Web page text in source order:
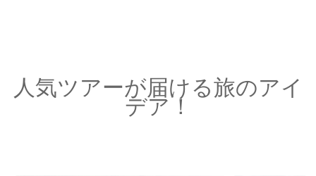
人気ツアーが届ける旅のアイ
デア！